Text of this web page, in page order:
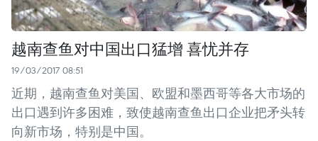
越南查鱼对中国出口猛增 喜忧并存
19/03/2017 08:51
近期，越南查鱼对美国、欧盟和墨西哥等各大市场的
出口遇到许多困难，致使越南查鱼出口企业把矛头转
向新市场，特别是中国。